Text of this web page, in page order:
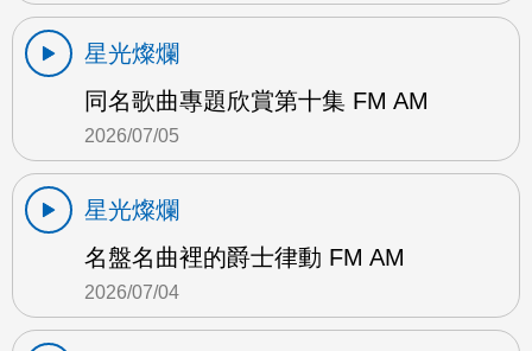
星光燦爛
同名歌曲專題欣賞第十集 FM AM
2026/07/05
星光燦爛
名盤名曲裡的爵士律動 FM AM
2026/07/04